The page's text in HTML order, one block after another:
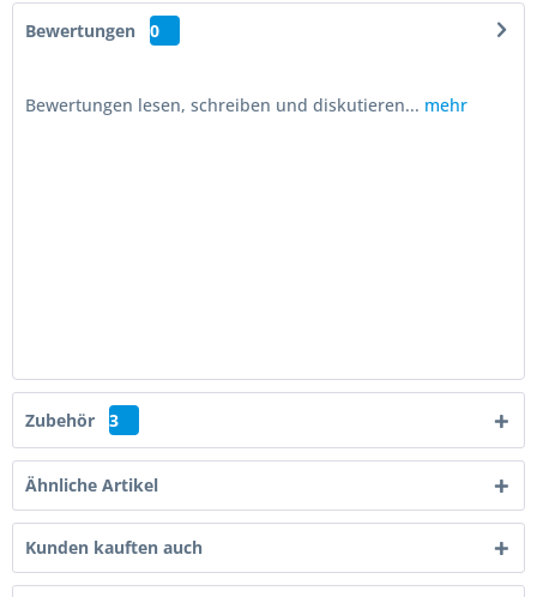
Bewertungen 0
Bewertungen lesen, schreiben und diskutieren... mehr
Zubehör 3
Ähnliche Artikel
Kunden kauften auch